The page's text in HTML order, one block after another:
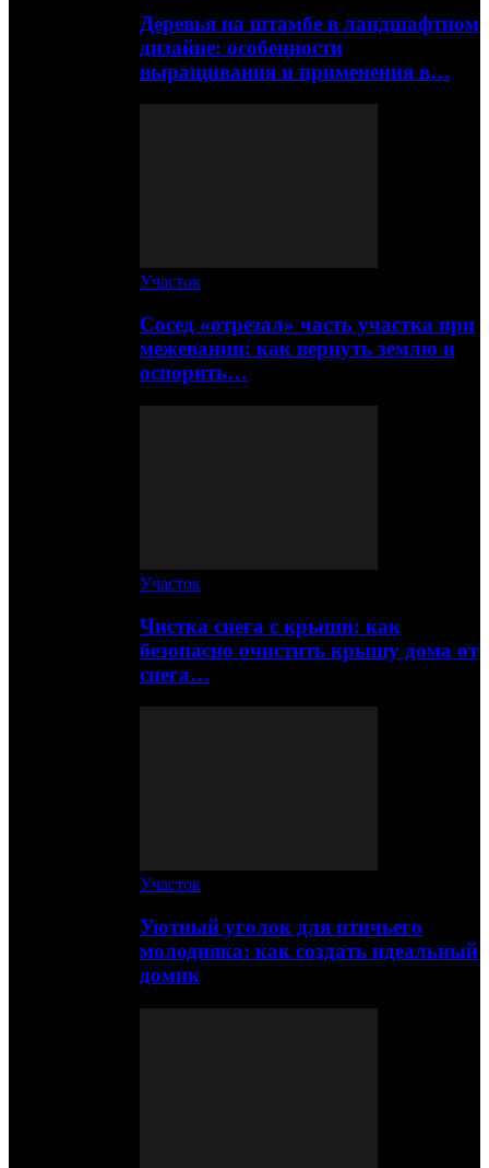
Деревья на штамбе в ландшафтном
дизайне: особенности
выращивания и применения в…
Участок
Сосед «отрезал» часть участка при
межевании: как вернуть землю и
оспорить…
Участок
Чистка снега с крыши: как
безопасно очистить крышу дома от
снега…
Участок
Уютный уголок для птичьего
молодняка: как создать идеальный
домик